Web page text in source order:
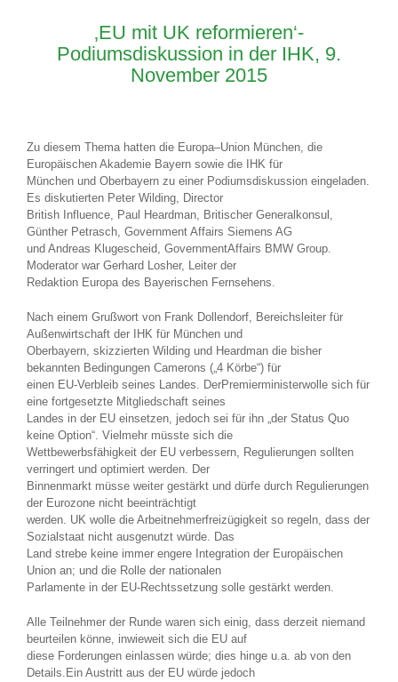
‚EU mit UK reformieren‘-
Podiumsdiskussion in der IHK, 9.
November 2015
Zu diesem Thema hatten die Europa–Union München, die
Europäischen Akademie Bayern sowie die IHK für
München und Oberbayern zu einer Podiumsdiskussion eingeladen.
Es diskutierten Peter Wilding, Director
British Influence, Paul Heardman, Britischer Generalkonsul,
Günther Petrasch, Government Affairs Siemens AG
und Andreas Klugescheid, GovernmentAffairs BMW Group.
Moderator war Gerhard Losher, Leiter der
Redaktion Europa des Bayerischen Fernsehens.
Nach einem Grußwort von Frank Dollendorf, Bereichsleiter für
Außenwirtschaft der IHK für München und
Oberbayern, skizzierten Wilding und Heardman die bisher
bekannten Bedingungen Camerons („4 Körbe“) für
einen EU-Verbleib seines Landes. DerPremierministerwolle sich für
eine fortgesetzte Mitgliedschaft seines
Landes in der EU einsetzen, jedoch sei für ihn „der Status Quo
keine Option“. Vielmehr müsste sich die
Wettbewerbsfähigkeit der EU verbessern, Regulierungen sollten
verringert und optimiert werden. Der
Binnenmarkt müsse weiter gestärkt und dürfe durch Regulierungen
der Eurozone nicht beeinträchtigt
werden. UK wolle die Arbeitnehmerfreizügigkeit so regeln, dass der
Sozialstaat nicht ausgenutzt würde. Das
Land strebe keine immer engere Integration der Europäischen
Union an; und die Rolle der nationalen
Parlamente in der EU-Rechtssetzung solle gestärkt werden.
Alle Teilnehmer der Runde waren sich einig, dass derzeit niemand
beurteilen könne, inwieweit sich die EU auf
diese Forderungen einlassen würde; dies hinge u.a. ab von den
Details.Ein Austritt aus der EU würde jedoch